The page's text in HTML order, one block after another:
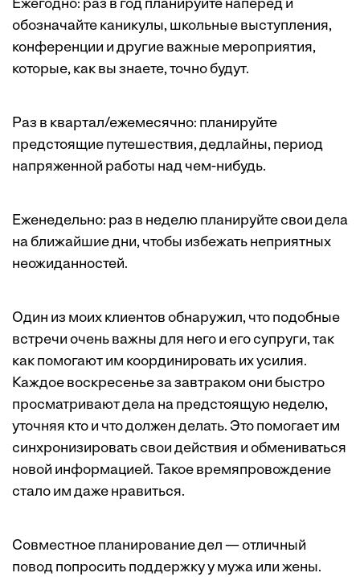
Ежегодно: раз в год планируйте наперед и
обозначайте каникулы, школьные выступления,
конференции и другие важные мероприятия,
которые, как вы знаете, точно будут.
Раз в квартал/ежемесячно: планируйте
предстоящие путешествия, дедлайны, период
напряженной работы над чем-нибудь.
Еженедельно: раз в неделю планируйте свои дела
на ближайшие дни, чтобы избежать неприятных
неожиданностей.
Один из моих клиентов обнаружил, что подобные
встречи очень важны для него и его супруги, так
как помогают им координировать их усилия.
Каждое воскресенье за завтраком они быстро
просматривают дела на предстоящую неделю,
уточняя кто и что должен делать. Это помогает им
синхронизировать свои действия и обмениваться
новой информацией. Такое времяпровождение
стало им даже нравиться.
Совместное планирование дел — отличный
повод попросить поддержку у мужа или жены.